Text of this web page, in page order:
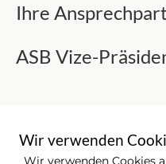
Ihre
ASB Vize-
Wir verwenden
Wir verwenden Cookies